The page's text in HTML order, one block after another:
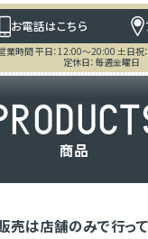
お電話はこちら
業時間 平日：12:00～20:00 土日祝
定休日：毎週金曜日
RODUCT
商品
売は店舗のみで行って